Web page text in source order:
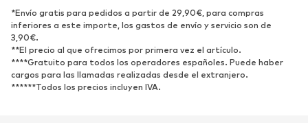
ZAPATOS
Nuevo
Zapatillas de deporte
Botines
Zapatos de tacón y plataforma Botas
*Envío gratis para pedidos a partir de 29,90€, para compras
inferiores a este importe, los gastos de envío y servicio son de
3,90€.
**El precio al que ofrecimos por primera vez el artículo.
****Gratuito para todos los operadores españoles. Puede haber
cargos para las llamadas realizadas desde el extranjero.
******Todos los precios incluyen IVA.